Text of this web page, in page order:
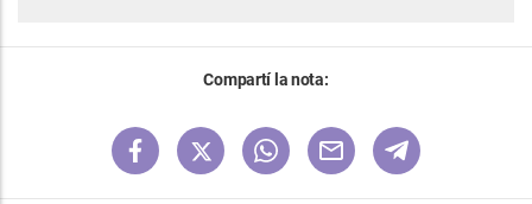
Compartí la nota: